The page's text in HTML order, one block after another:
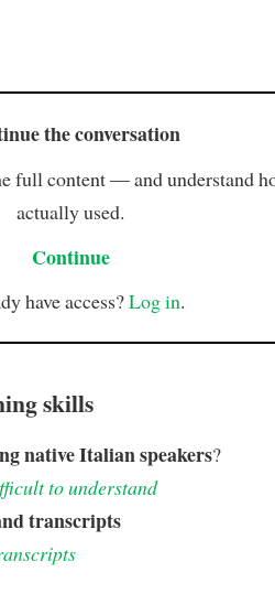
the conversation
full content — and understand
actually used.
Continue
have access?Log in.
skills
native Italian speakers?
to understand
transcripts